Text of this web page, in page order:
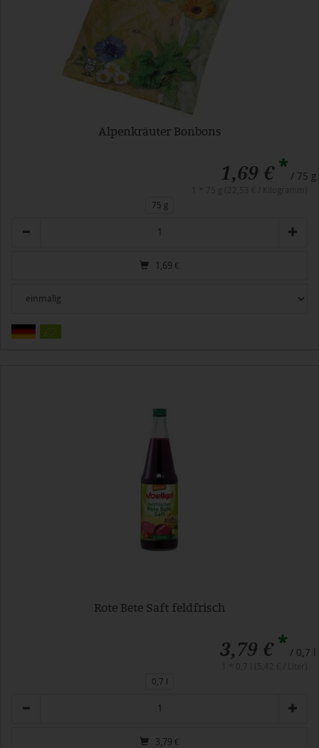
Alpenkräuter Bonbons
1,69 €* / 75 g
75 g
1,69 €
Rote Bete Saft feldfrisch
3,79 €* / 0,7 l
0,7 l
3,79 €